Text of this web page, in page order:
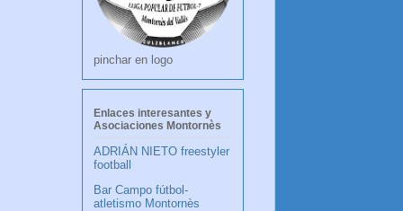
pinchar en logo
Enlaces interesantes y
Asociaciones Montornès
ADRIÁN NIETO freestyler
football
Bar Campo fútbol-
atletismo Montornès